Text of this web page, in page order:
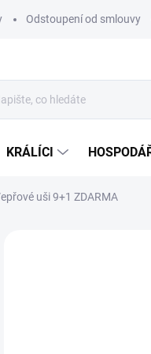
Odstoupení od smlouvy
KRÁLÍCI
uši 9+1 ZDARMA